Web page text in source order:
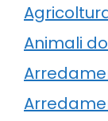
Animali